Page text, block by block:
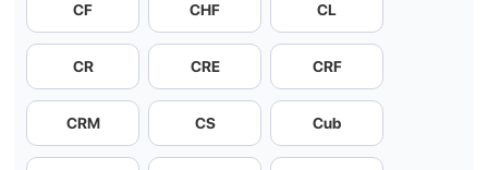
CF CHF CL
CR CRE CRF
CRM CS Cub